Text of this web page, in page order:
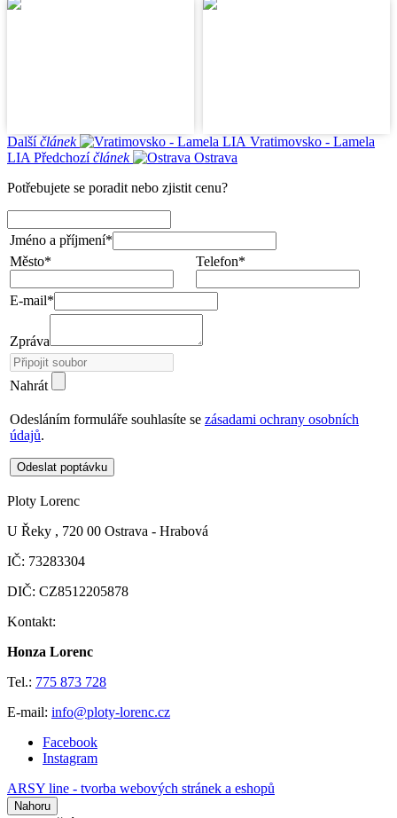
Dalšíčlánek
Vratimovsko - Lamela
LIA Předchozíčlánek
Ostrava
Potřebujete se poradit nebo zjistit cenu?
Jméno a příjmení*
Město*
Telefon*
E-mail*
Zpráva
Nahrát
Odesláním formuláře souhlasíte se zásadami ochrany osobních
údajů.
Odeslat poptávku
Ploty Lorenc
U Řeky , 720 00 Ostrava - Hrabová
IČ: 73283304
DIČ: CZ8512205878
Kontakt:
Honza Lorenc
Tel.: 775 873 728
E-mail: info@ploty-lorenc.cz
Facebook
Instagram
ARSY line - tvorba webových stránek a eshopů
Nahoru